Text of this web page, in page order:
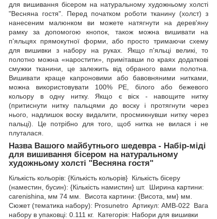
для вишивання бісером на натуральному художньому холсті
"Весняна гостя". Перед початком роботи тканину (холст) з
нанесеним малюнком ви можете натягнути на дерев'яну
рамку за допомогою кнопок, також можна вишивати на
п'яльцях прямокутної форми, або просто тримаючи схему
для вишивки з набору на руках. Якщо п'яльці великі, то
полотно можна «наростити», примітавши по краях додаткові
смужки тканини, це залежить від обраного вами полотна.
Вишивати краще капроновими або бавовняними нитками,
можна використовувати 100% РЕ, білого або бежевого
кольору в одну нитку. Якщо є віск - навощите нитку
(притиснути нитку пальцями до воску і протягнути через
нього, надлишок воску видалити, просмикнувши нитку через
пальці). Це потрібно для того, щоб нитка не вилася і не
плуталася.
Назва Вашого майбутнього шедевра - Набір-міді
для вишивання бісером на натуральному
художньому холсті "Весняна гостя"
Кількість кольорів: {Кількість кольорів} Кількість бісеру
(наместин, бусин): {Кількість намистин} шт. Ширина картини:
carenishina, мм 74 мм. Висота картини: {Висота, мм} мм.
Сюжет (тематика набору): Prosunetro Артикул: AMB-022 Вага
набору в упаковці: 0.111 кг. Категорія: Набори для вишивки